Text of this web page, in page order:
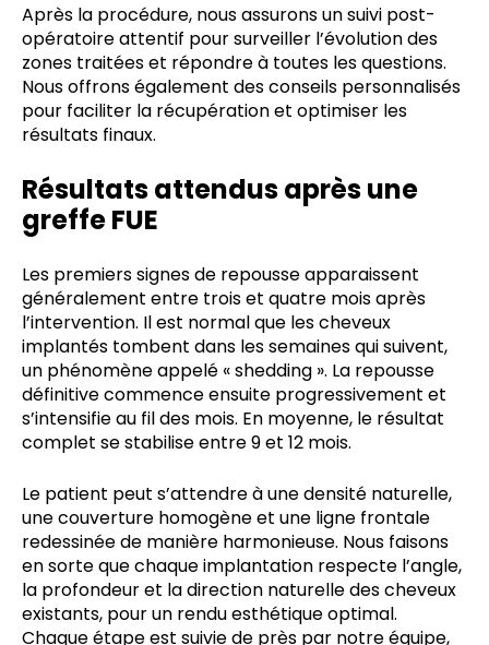
Après la procédure, nous assurons un suivi post-
opératoire attentif pour surveiller l’évolution des
zones traitées et répondre à toutes les questions.
Nous offrons également des conseils personnalisés
pour faciliter la récupération et optimiser les
résultats finaux.
Résultats attendus après une
greffe FUE
Les premiers signes de repousse apparaissent
généralement entre trois et quatre mois après
l’intervention. Il est normal que les cheveux
implantés tombent dans les semaines qui suivent,
un phénomène appelé « shedding ». La repousse
définitive commence ensuite progressivement et
s’intensifie au fil des mois. En moyenne, le résultat
complet se stabilise entre 9 et 12 mois.
Le patient peut s’attendre à une densité naturelle,
une couverture homogène et une ligne frontale
redessinée de manière harmonieuse. Nous faisons
en sorte que chaque implantation respecte l’angle,
la profondeur et la direction naturelle des cheveux
existants, pour un rendu esthétique optimal.
Chaque étape est suivie de près par notre équipe,